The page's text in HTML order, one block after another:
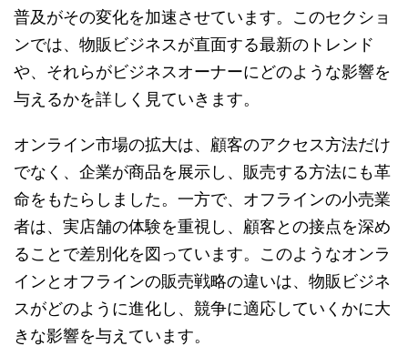
普及がその変化を加速させています。このセクショ
ンでは、物販ビジネスが直面する最新のトレンド
や、それらがビジネスオーナーにどのような影響を
与えるかを詳しく見ていきます。
オンライン市場の拡大は、顧客のアクセス方法だけ
でなく、企業が商品を展示し、販売する方法にも革
命をもたらしました。一方で、オフラインの小売業
者は、実店舗の体験を重視し、顧客との接点を深め
ることで差別化を図っています。このようなオンラ
インとオフラインの販売戦略の違いは、物販ビジネ
スがどのように進化し、競争に適応していくかに大
きな影響を与えています。